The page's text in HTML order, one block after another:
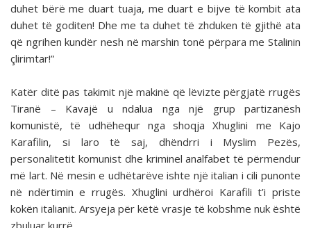
duhet bërë me duart tuaja, me duart e bijve të kombit ata
duhet të goditen! Dhe me ta duhet të zhduken të gjithë ata
që ngrihen kundër nesh në marshin tonë përpara me Stalinin
çlirimtar!”
Katër ditë pas takimit një makinë që lëvizte përgjatë rrugës
Tiranë – Kavajë u ndalua nga një grup partizanësh
komunistë, të udhëhequr nga shoqja Xhuglini me Kajo
Karafilin, si laro të saj, dhëndrri i Myslim Pezës,
personalitetit komunist dhe kriminel analfabet të përmendur
më lart. Në mesin e udhëtarëve ishte një italian i cili punonte
në ndërtimin e rrugës. Xhuglini urdhëroi Karafili t’i priste
kokën italianit. Arsyeja për këtë vrasje të kobshme nuk është